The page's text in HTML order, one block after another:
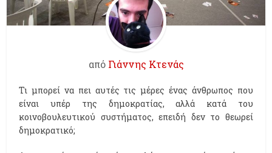
από Γιάννης Κτενάς
Τι μπορεί να πει αυτές τις μέρες ένας άνθρωπος που
είναι υπέρ της δημοκρατίας, αλλά κατά του
κοινοβουλευτικού συστήματος, επειδή δεν το θεωρεί
δημοκρατικό;